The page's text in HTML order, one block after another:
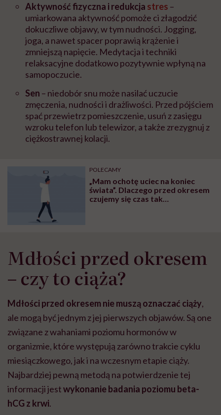
Aktywność fizyczna i redukcja stres –
umiarkowana aktywność pomoże ci złagodzić
dokuczliwe objawy, w tym nudności. Jogging,
joga, a nawet spacer poprawią krążenie i
zmniejszą napięcie. Medytacja i techniki
relaksacyjne dodatkowo pozytywnie wpłyną na
samopoczucie.
Sen – niedobór snu może nasilać uczucie
zmęczenia, nudności i drażliwości. Przed pójściem
spać przewietrz pomieszczenie, usuń z zasięgu
wzroku telefon lub telewizor, a także zrezygnuj z
ciężkostrawnej kolacji.
POLECAMY
„Mam ochotę uciec na koniec
świata”. Dlaczego przed okresem
czujemy się czas tak
Mdłości przed okresem
– czy to ciąża?
Mdłości przed okresem nie muszą oznaczać ciąży,
ale mogą być jednym z jej pierwszych objawów.Są one
związane z wahaniami poziomu hormonów w
organizmie, które występują zarówno trakcie cyklu
miesiączkowego, jak i na wczesnym etapie ciąży.
Najbardziej pewną metodą na potwierdzenie tej
informacji jestwykonanie badania poziomu beta-
hCG z krwi.